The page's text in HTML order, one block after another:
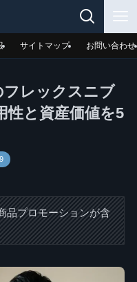
サイトマップ お問い合わせ
レックスニブ
性と資産価値を5
品プロモーションが含